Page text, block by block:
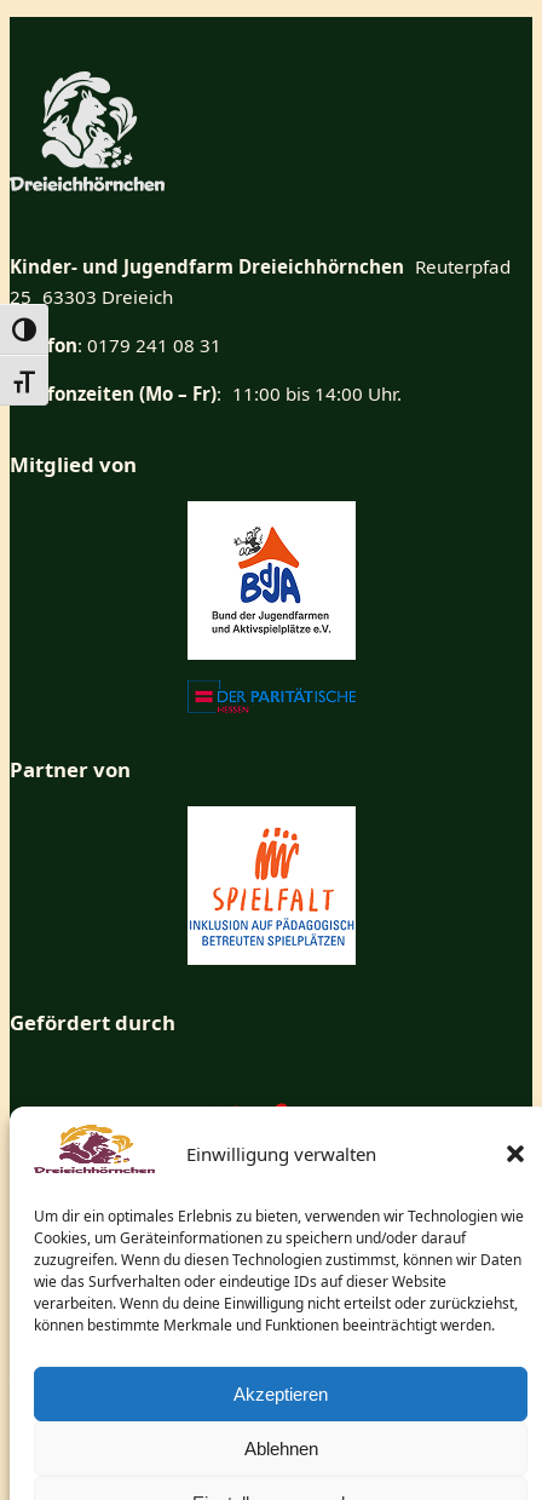
Einwilligung verwalten
Um dir ein optimales Erlebnis zu bieten, verwenden wir Technologien wie
Cookies, um Geräteinformationen zu speichern und/oder darauf
zuzugreifen. Wenn du diesen Technologien zustimmst, können wir Daten
wie das Surfverhalten oder eindeutige IDs auf dieser Website
verarbeiten. Wenn du deine Einwilligung nicht erteilst oder zurückziehst,
können bestimmte Merkmale und Funktionen beeinträchtigt werden.
Akzeptieren
Ablehnen
Umschalten auf hohe Kontraste
Schrift vergrößern
Kinder- und Jugendfarm Dreieichhörnchen Reuterpfad
25 63303 Dreieich
Telefon: 0179 241 08 31
Telefonzeiten (Mo – Fr): 11:00 bis 14:00 Uhr.
Mitglied von
Partner von
Gefördert durch
und dem hessischen Ministerium für Arbeit, Integration,
Jugend und Soziales.